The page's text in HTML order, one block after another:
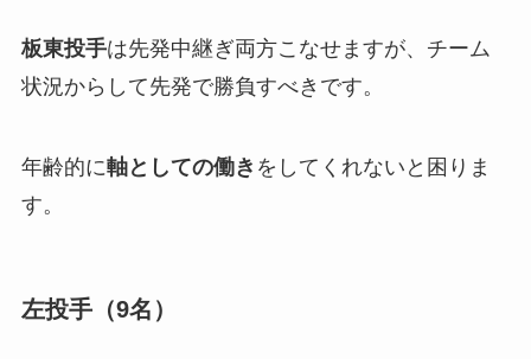
板東投手は先発中継ぎ両方こなせますが、チーム
状況からして先発で勝負すべきです。
年齢的に軸としての働き をしてくれないと困りま
す。
左投手（9名）